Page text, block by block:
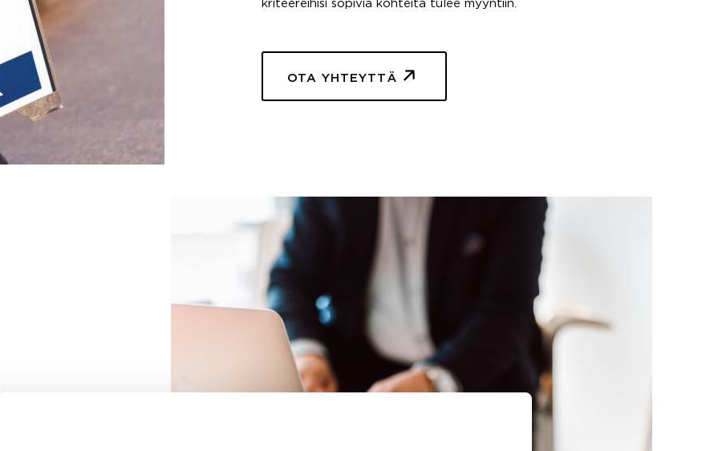
kriteereihisi sopivia kohteita tulee myyntiin.
OTA YHTEYTTÄ
sinulle
sen